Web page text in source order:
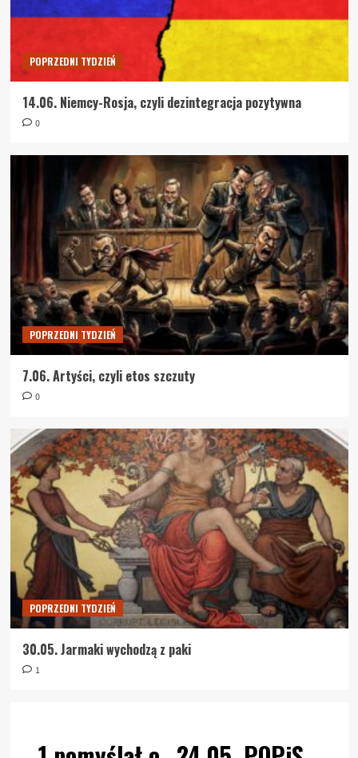
POPRZEDNI TYDZIEŃ
14.06. Niemcy-Rosja, czyli dezintegracja pozytywna
0
POPRZEDNI TYDZIEŃ
7.06. Artyści, czyli etos szczuty
0
POPRZEDNI TYDZIEŃ
30.05. Jarmaki wychodzą z paki
1